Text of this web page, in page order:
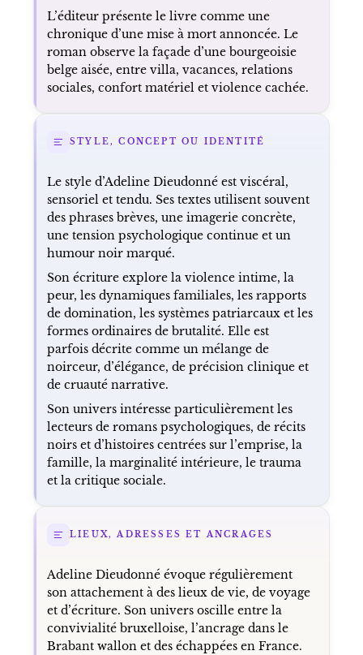
L’éditeur présente le livre comme une
chronique d’une mise à mort annoncée. Le
roman observe la façade d’une bourgeoisie
belge aisée, entre villa, vacances, relations
sociales, confort matériel et violence cachée.
STYLE, CONCEPT OU IDENTITÉ
Le style d’Adeline Dieudonné est viscéral,
sensoriel et tendu. Ses textes utilisent souvent
des phrases brèves, une imagerie concrète,
une tension psychologique continue et un
humour noir marqué.
Son écriture explore la violence intime, la
peur, les dynamiques familiales, les rapports
de domination, les systèmes patriarcaux et les
formes ordinaires de brutalité. Elle est
parfois décrite comme un mélange de
noirceur, d’élégance, de précision clinique et
de cruauté narrative.
Son univers intéresse particulièrement les
lecteurs de romans psychologiques, de récits
noirs et d’histoires centrées sur l’emprise, la
famille, la marginalité intérieure, le trauma
et la critique sociale.
LIEUX, ADRESSES ET ANCRAGES
Adeline Dieudonné évoque régulièrement
son attachement à des lieux de vie, de voyage
et d’écriture. Son univers oscille entre la
convivialité bruxelloise, l’ancrage dans le
Brabant wallon et des échappées en France.